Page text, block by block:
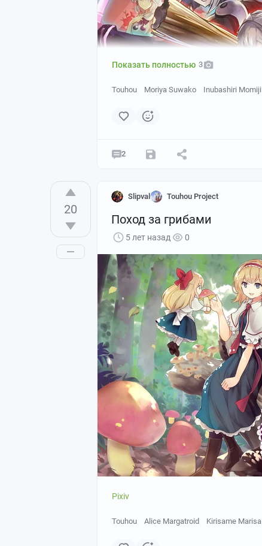
Показать полностью 3
Touhou Moriya Suwako Inubashiri Momiji
2
20
Slipval Touhou Project
Поход за грибами
5 лет назад 0
Pixiv
Touhou Alice Margatroid Kirisame Marisa